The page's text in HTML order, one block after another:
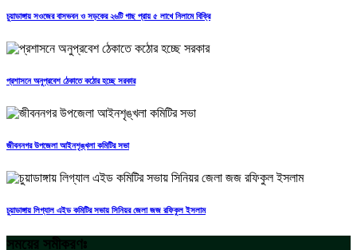
চুয়াডাঙ্গায় সওজের বাসভবন ও সড়কের ২৬টি গাছ প্রায় ৫ লাখে নিলামে বিক্রি
প্রশাসনে অনুপ্রবেশ ঠেকাতে কঠোর হচ্ছে সরকার
জীবননগর উপজেলা আইনশৃঙ্খলা কমিটির সভা
চুয়াডাঙ্গায় লিগ্যাল এইড কমিটির সভায় সিনিয়র জেলা জজ রফিকুল ইসলাম
সময়ের সমীকরণঃ